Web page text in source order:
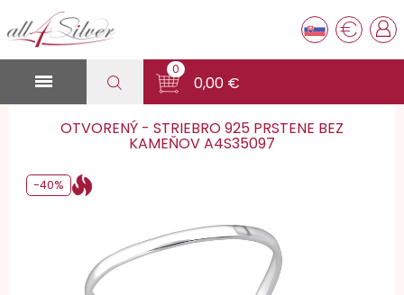
€

0
0,00 €
OTVORENÝ - STRIEBRO 925 PRSTENE BEZ
KAMEŇOV A4S35097
-40%